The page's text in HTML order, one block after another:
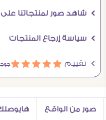
Ö شاهد صور لمنتجاتنا على الواقع
Ö سياسة إرجاع المنتجات
Ö تقييم ááááá
صور من الواقع